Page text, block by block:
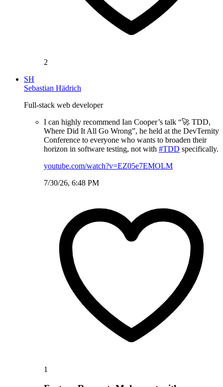
2
SH
Sebastian Hädrich
Full-stack web developer
I can highly recommend Ian Cooper’s talk “🚀 TDD,
Where Did It All Go Wrong”, he held at the DevTernity
Conference to everyone who wants to broaden their
horizon in software testing, not with #TDD specifically.
youtube.com/watch?v=EZ05e7EMOLM
7/30/26, 6:48 PM
1